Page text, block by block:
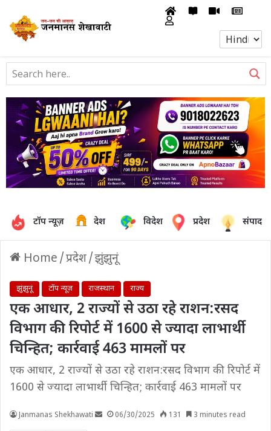
टॉप न्यूज़ देश विदेश प्रदेश
Home /प्रदेश/झुंझुनूं
झुंझुनूं टॉप न्यूज़ राजस्थान राज्य
एक आधार, 2 राज्यों से उठा रहे राशन:रसद
विभाग की रिपोर्ट में 1600 से ज्यादा लाभार्थी
चिन्हित; कार्रवाई 463 मामलों पर
एक आधार, 2 राज्यों से उठा रहे राशन:रसद विभाग की रिपोर्ट में
1600 से ज्यादा लाभार्थी चिन्हित; कार्रवाई 463 मामलों पर
Janmanas Shekhawati 06/30/2025 131 3 minutes read